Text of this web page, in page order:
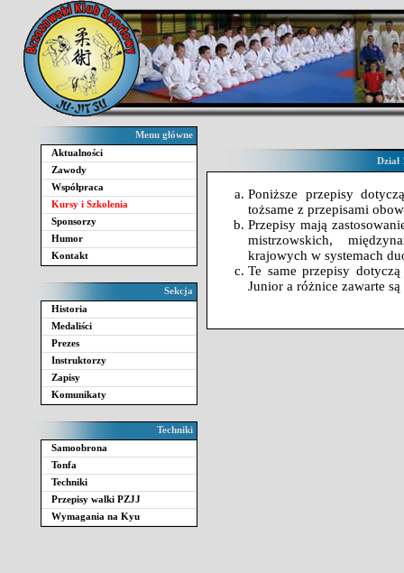
Menu główne
Aktualności
Zawody
Współpraca
Kursy i Szkolenia
Sponsorzy
Humor
Kontakt
Sekcja
Historia
Medaliści
Prezes
Instruktorzy
Zapisy
Komunikaty
Techniki
Samoobrona
Tonfa
Techniki
Przepisy walki PZJJ
Wymagania na Kyu
Dział
Poniższe przepisy
tożsame z przepisami
Przepisy mają
mistrzowskich,
krajowych w systemach
Te same przepisy
Junior a różnice zawarte